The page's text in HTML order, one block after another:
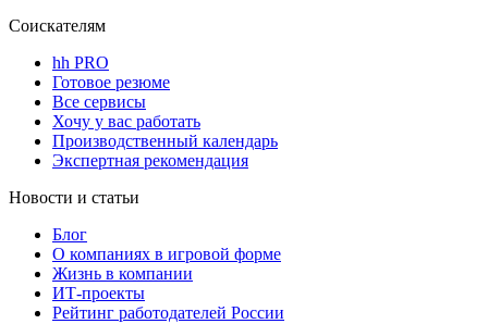
Соискателям
hh PRO
Готовое резюме
Все сервисы
Хочу у вас работать
Производственный календарь
Экспертная рекомендация
Новости и статьи
Блог
О компаниях в игровой форме
Жизнь в компании
ИТ-проекты
Рейтинг работодателей России